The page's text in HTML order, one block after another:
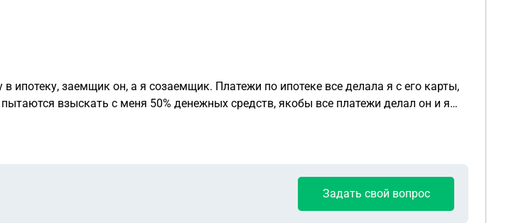
заемщик он, а я созаемщик. Платежи по ипотеке все делала я с его карты,
взыскать с меня 50% денежных средств, якобы все платежи делал он и я
Задать свой вопрос